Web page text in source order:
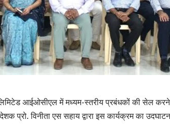
आईओसीएल में मध्यम-स्तरीय प्रबंधकों की सेल करने
प्रो. विनीता एस सहाय द्वारा इस कार्यक्रम का